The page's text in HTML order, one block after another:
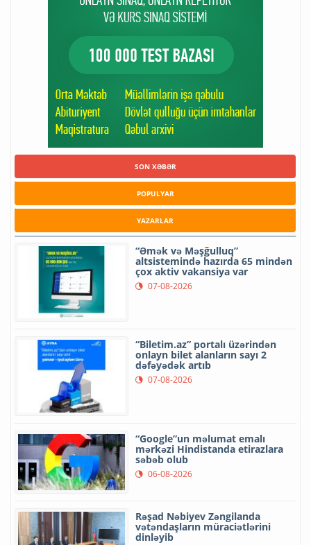
SON XƏBƏR
POPULYAR
YAZARLAR
“Əmək və Məşğulluq”
altsistemində hazırda 65 mindən
çox aktiv vakansiya var
07-08-2026
“Biletim.az” portalı üzərindən
onlayn bilet alanların sayı 2
dəfəyədək artıb
07-08-2026
“Google”un məlumat emalı
mərkəzi Hindistanda etirazlara
səbəb olub
06-08-2026
Rəşad Nəbiyev Zəngilanda
vətəndaşların müraciətlərini
dinləyib